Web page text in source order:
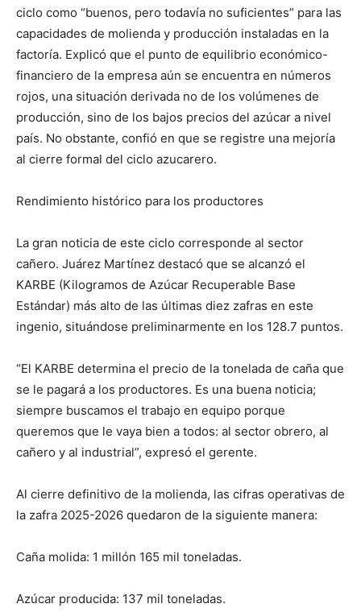
ciclo como “buenos, pero todavía no suficientes” para las
capacidades de molienda y producción instaladas en la
factoría. Explicó que el punto de equilibrio económico-
financiero de la empresa aún se encuentra en números
rojos, una situación derivada no de los volúmenes de
producción, sino de los bajos precios del azúcar a nivel
país. No obstante, confió en que se registre una mejoría
al cierre formal del ciclo azucarero.
Rendimiento histórico para los productores
La gran noticia de este ciclo corresponde al sector
cañero. Juárez Martínez destacó que se alcanzó el
KARBE (Kilogramos de Azúcar Recuperable Base
Estándar) más alto de las últimas diez zafras en este
ingenio, situándose preliminarmente en los 128.7 puntos.
“El KARBE determina el precio de la tonelada de caña que
se le pagará a los productores. Es una buena noticia;
siempre buscamos el trabajo en equipo porque
queremos que le vaya bien a todos: al sector obrero, al
cañero y al industrial”, expresó el gerente.
Al cierre definitivo de la molienda, las cifras operativas de
la zafra 2025-2026 quedaron de la siguiente manera:
Caña molida: 1 millón 165 mil toneladas.
Azúcar producida: 137 mil toneladas.